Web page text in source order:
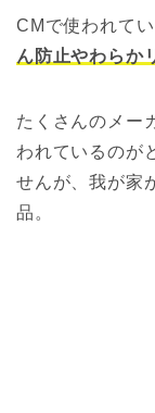
CMで使われて
ん防止やわらか
たくさんのメー
われているのが
せんが、我が家
品。